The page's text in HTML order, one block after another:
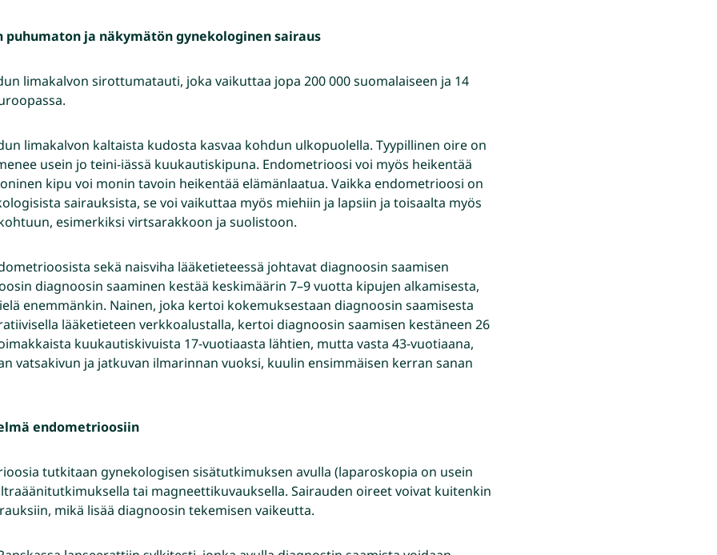
puhumaton ja näkymätön gynekologinen sairaus
limakalvon sirottumatauti, joka vaikuttaa jopa 200 000 suomalaiseen ja 14
limakalvon kaltaista kudosta kasvaa kohdun ulkopuolella. Tyypillinen oire on
usein jo teini-iässä kuukautiskipuna. Endometrioosi voi myös heikentää
kipu voi monin tavoin heikentää elämänlaatua. Vaikka endometrioosi on
sairauksista, se voi vaikuttaa myös miehiin ja lapsiin ja toisaalta myös
esimerkiksi virtsarakkoon ja suolistoon.
sekä naisviha lääketieteessä johtavat diagnoosin saamisen
diagnoosin saaminen kestää keskimäärin 7–9 vuotta kipujen alkamisesta,
enemmänkin. Nainen, joka kertoi kokemuksestaan diagnoosin saamisesta
lääketieteen verkkoalustalla, kertoi diagnoosin saamisen kestäneen 26
kuukautiskivuista 17-vuotiaasta lähtien, mutta vasta 43-vuotiaana,
vatsakivun ja jatkuvan ilmarinnan vuoksi, kuulin ensimmäisen kerran sanan
endometrioosiin
tutkitaan gynekologisen sisätutkimuksen avulla (laparoskopia on usein
tai magneettikuvauksella. Sairauden oireet voivat kuitenkin
mikä lisää diagnoosin tekemisen vaikeutta.